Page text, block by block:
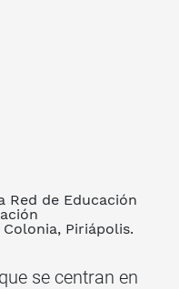
Red de Educación
Piriápolis.
se centran en